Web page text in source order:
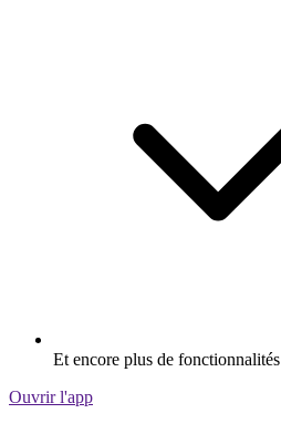
Et encore plus de fonctionnalités
Ouvrir l'app